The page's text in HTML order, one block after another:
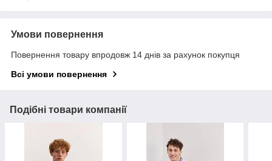
Умови повернення
Повернення товару впродовж 14 днів за рахунок покупця
Всі умови повернення
Подібні товари компанії